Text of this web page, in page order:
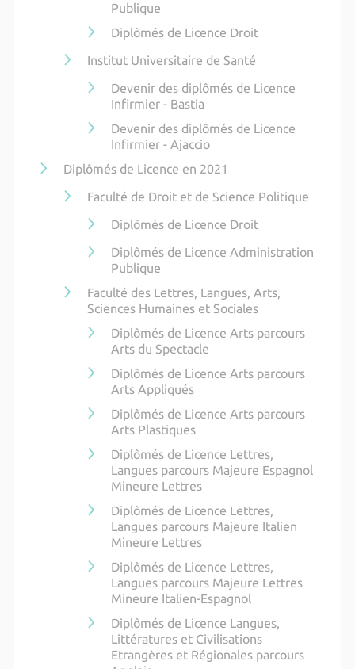
Publique
Diplômés de Licence Droit
Institut Universitaire de Santé
Devenir des diplômés de Licence
Infirmier - Bastia
Devenir des diplômés de Licence
Infirmier - Ajaccio
Diplômés de Licence en 2021
Faculté de Droit et de Science Politique
Diplômés de Licence Droit
Diplômés de Licence Administration
Publique
Faculté des Lettres, Langues, Arts,
Sciences Humaines et Sociales
Diplômés de Licence Arts parcours
Arts du Spectacle
Diplômés de Licence Arts parcours
Arts Appliqués
Diplômés de Licence Arts parcours
Arts Plastiques
Diplômés de Licence Lettres,
Langues parcours Majeure Espagnol
Mineure Lettres
Diplômés de Licence Lettres,
Langues parcours Majeure Italien
Mineure Lettres
Diplômés de Licence Lettres,
Langues parcours Majeure Lettres
Mineure Italien-Espagnol
Diplômés de Licence Langues,
Littératures et Civilisations
Etrangères et Régionales parcours